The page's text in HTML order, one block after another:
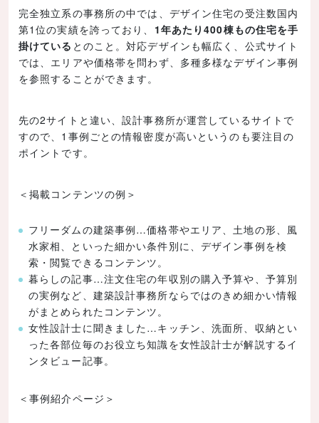
完全独立系の事務所の中では、デザイン住宅の受注数国内
第1位の実績を誇っており、 1年あたり400棟もの住宅を手
掛けている とのこと。対応デザインも幅広く、公式サイト
では、エリアや価格帯を問わず、多種多様なデザイン事例
を参照することができます。
先の2サイトと違い、設計事務所が運営しているサイトで
すので、1事例ごとの情報密度が高いというのも要注目の
ポイントです。
＜掲載コンテンツの例＞
フリーダムの建築事例…価格帯やエリア、土地の形、風
水家相、といった細かい条件別に、デザイン事例を検
索・閲覧できるコンテンツ。
暮らしの記事…注文住宅の年収別の購入予算や、予算別
の実例など、建築設計事務所ならではのきめ細かい情報
がまとめられたコンテンツ。
女性設計士に聞きました…キッチン、洗面所、収納とい
った各部位毎のお役立ち知識を女性設計士が解説するイ
ンタビュー記事。
＜事例紹介ページ＞